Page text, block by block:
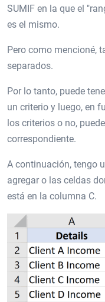
SUMIF en la que el
es el mismo.
Pero como mencioné,
separados.
Por lo tanto, puede
un criterio y luego, en
los criterios o no,
correspondiente.
A continuación, tengo
agregar o las celdas
está en la columna C.